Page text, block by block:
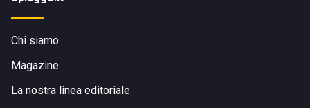
Chi siamo
Magazine
La nostra linea editoriale